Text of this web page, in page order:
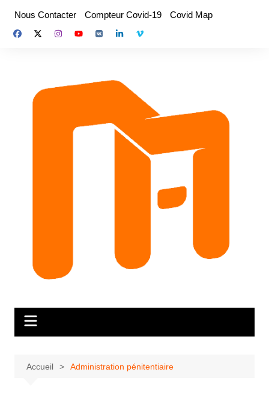
contenu
Nous Contacter Compteur Covid-19 Covid Map
Accueil Administration pénitentiaire